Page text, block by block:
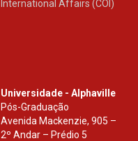
International Affairs (COI)
Universidade - Alphaville
Pós-Graduação
Avenida Mackenzie, 905 –
2º Andar – Prédio 5